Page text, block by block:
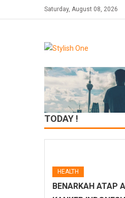
Saturday, August 08, 2026
TODAY !
HEALTH
BENARKAH ATAP